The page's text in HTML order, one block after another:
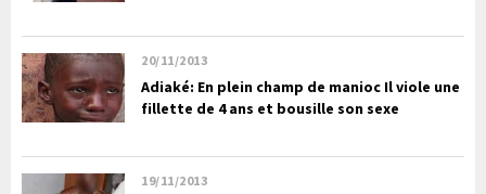
20/11/2013
Adiaké: En plein champ de manioc Il viole une
fillette de 4 ans et bousille son sexe
19/11/2013